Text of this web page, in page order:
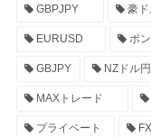
GBPJPY 豪ド
EURUSD ポ
GBJPY NZドル円
MAXトレード
プライベート